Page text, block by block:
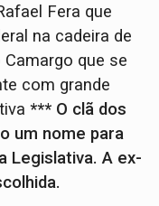
Fera que
na cadeira de
que se
com grande
*** O clã dos
um nome para
Legislativa. A ex-